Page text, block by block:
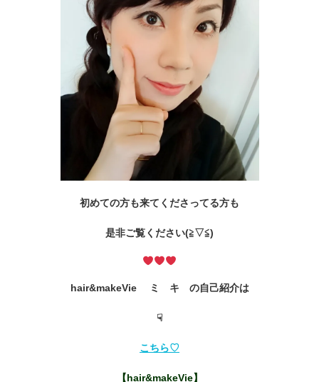
初めての方も来てくださってる方も
是非ご覧ください(≧▽≦)
hair&makeVie ミ キ の自己紹介は
☟
こちら♡
【hair&makeVie】